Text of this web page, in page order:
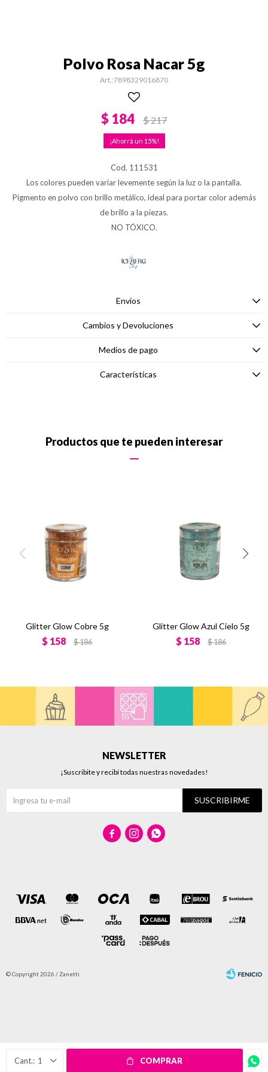
Polvo Rosa Nacar 5g
7898329016870
$ 184 $217
15
Cod. 111531
Los colores pueden variar levemente según la luz o la pantalla.
Pigmento en polvo con brillo metálico, ideal para portar color además
de brillo a la piezas.
NO TÓXICO.
1 COMPRAR
Envíos
Cambios y Devoluciones
Medios de pago
Características
Productos que te pueden interesar
Glitter Glow Cobre 5g
$ 158 $186
Glitter Glow Azul Cielo 5g
$ 158 $186
NEWSLETTER
¡Suscribite y recibí todas nuestras novedades!
SUSCRIBIRME
  
© Copyright 2026 / Zanetti